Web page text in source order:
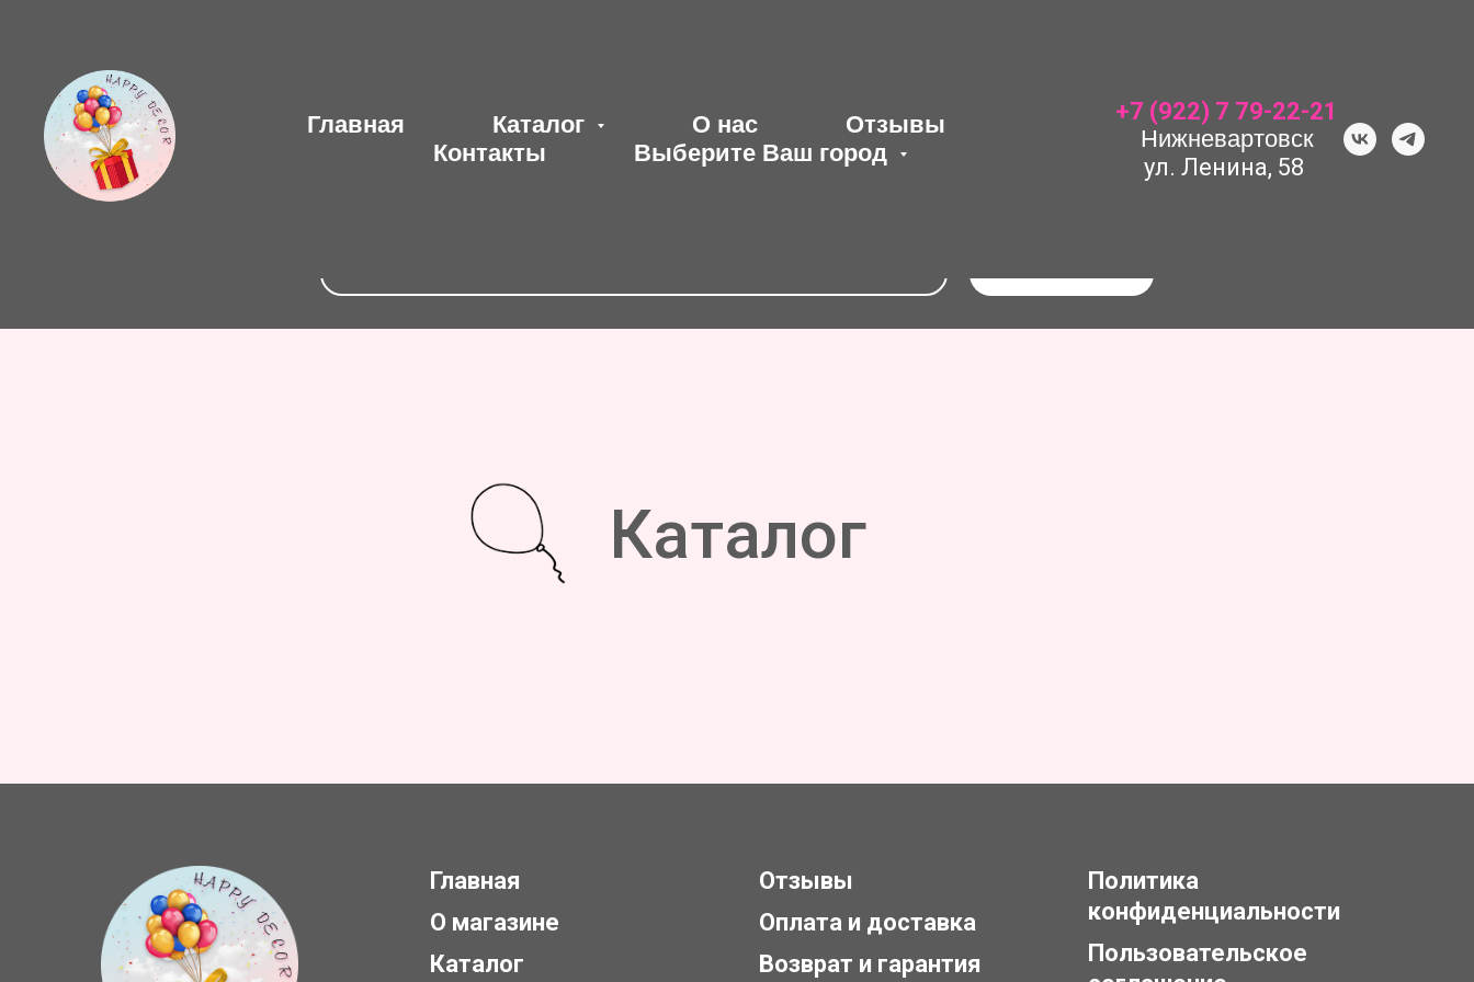
Главная Каталог О нас
Отзывы
Контакты
Выберите Ваш город
+7 (922) 7 79-22-21
Нижневартовск
ул. Ленина, 58
Каталог
Главная
О магазине
Каталог
Отзывы
Оплата и доставка
Возврат и гарантия
Политика
конфиденциальности
Пользовательское